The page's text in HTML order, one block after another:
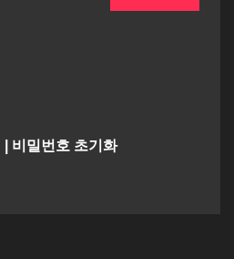
비밀번호 초기화